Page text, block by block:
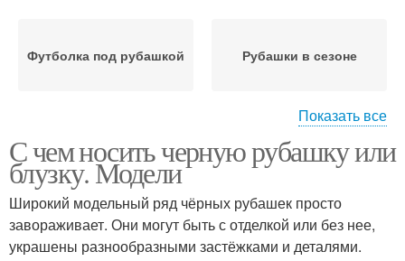
Футболка под рубашкой Рубашки в сезоне
Луки с рубашками Широкие рубашки
Рубашки с чем Женская рубашка
Показать все
С чем носить черную рубашку или
блузку. Модели
Широкий модельный ряд чёрных рубашек просто
завораживает. Они могут быть с отделкой или без нее,
украшены разнообразными застёжками и деталями.